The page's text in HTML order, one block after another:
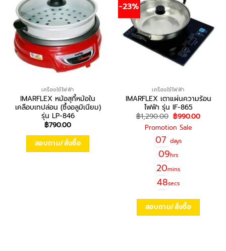
เครื่องใช้ไฟฟ้า
IMARFLEX หม้อสุกี้หม้อใน
เคลือบเทปล่อน (ซึ้งอลูมิเนียม)
รุ่น LP-846
฿790.00
สอบถาม/สั่งซื้อ
-23%
เครื่องใช้ไฟฟ้า
IMARFLEX เตาแผ่นความร้อน
ไฟฟ้า รุ่น IF-865
฿1,290.00 Original
price
was:
฿1,290.00.
฿990.00Current
Promotion Sale
07 days
09hrs
20mins
48secs
สอบถาม/สั่งซื้อ